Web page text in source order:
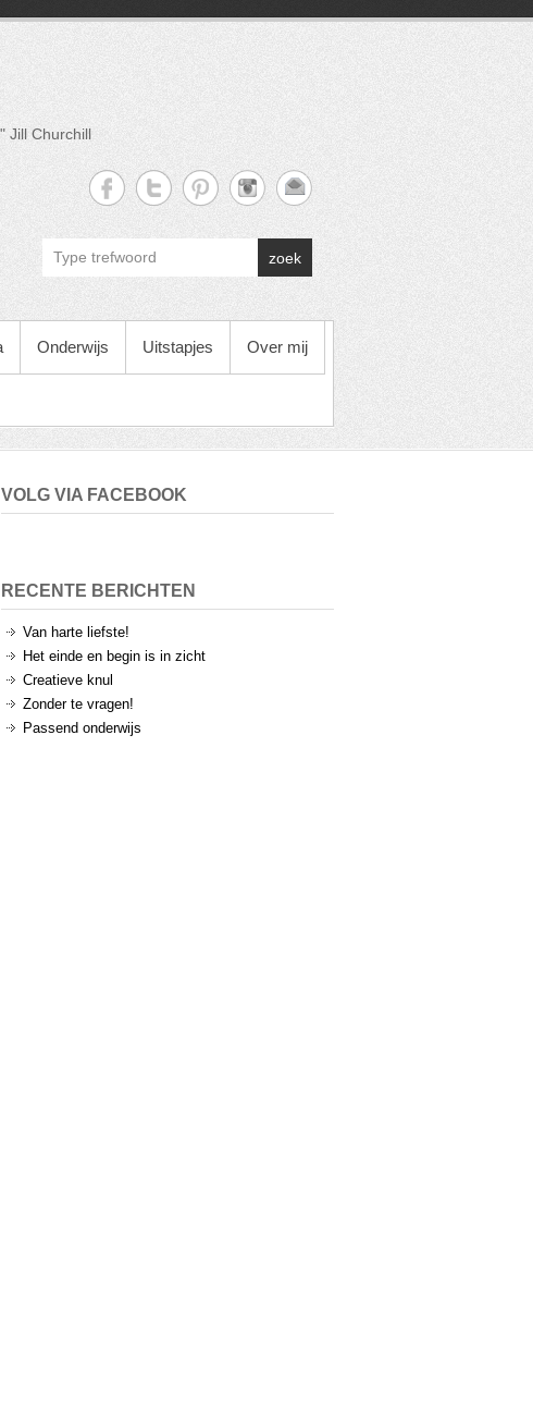
Jill Churchill
zoek
Onderwijs Uitstapjes Over mij
VOLG VIA FACEBOOK
RECENTE BERICHTEN
Van harte liefste!
Het einde en begin is in zicht
Creatieve knul
Zonder te vragen!
Passend onderwijs